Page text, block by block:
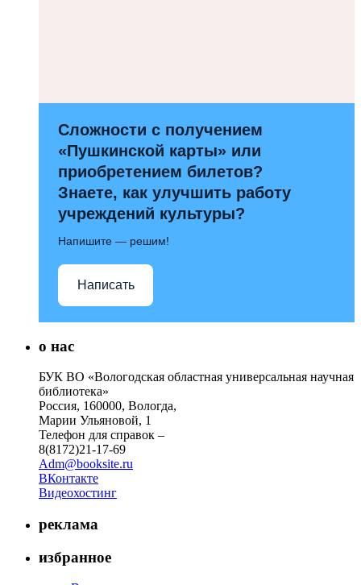
Сложности с получением
«Пушкинской карты» или
приобретением билетов?
Знаете, как улучшить работу
учреждений культуры?
Напишите — решим!
Написать
о нас
БУК ВО «Вологодская областная универсальная научная
библиотека»
Россия, 160000, Вологда,
Марии Ульяновой, 1
Телефон для справок –
8(8172)21-17-69
Adm@booksite.ru
ВКонтакте
Видеохостинг
реклама
избранное